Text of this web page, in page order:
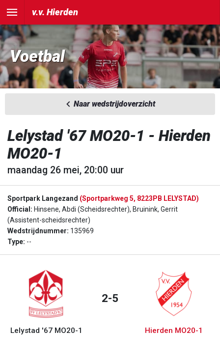
v.v. Hierden
Voetbal
Naar wedstrijdoverzicht
Lelystad '67 MO20-1 - Hierden
MO20-1
maandag 26 mei, 20:00 uur
Sportpark Langezand (Sportparkweg 5, 8223PB LELYSTAD)
Official: Hinsene, Abdi (Scheidsrechter), Bruinink, Gerrit
(Assistent-scheidsrechter)
Wedstrijdnummer: 135969
Type: --
Lelystad '67 MO20-1
2-5
Hierden MO20-1